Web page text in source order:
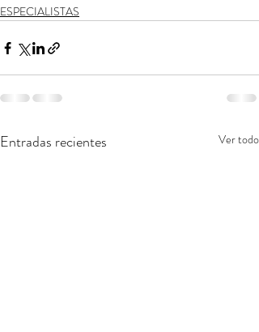
ESPECIALISTAS
Entradas recientes Ver todo